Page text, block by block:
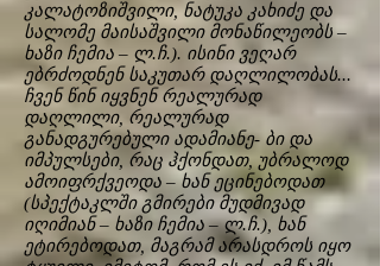
კალატოზიშვილი, ნატუკა კახიძე და
სალომე მაისაშვილი მონაწილეობს –
ხაზი ჩემია – ლ.ჩ.). ისინი ვეღარ
ებრძოდნენ საკუთარ დაღლილობას...
ჩვენ წინ იყვნენ რეალურად
დაღლილი, რეალურად
განადგურებული ადამიანე- ბი და
იმპულსები, რაც ჰქონდათ, უბრალოდ
ამოიფრქვეოდა – ხან ეცინებოდათ
(სპექტაკლში გმირები მუდმივად
იღიმიან – ხაზი ჩემია – ლ.ჩ.), ხან
ეტირებოდათ, მაგრამ არასდროს იყო